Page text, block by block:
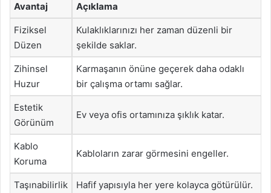
Avantaj Açıklama
Fiziksel
Düzen
Kulaklıklarınızı her zaman düzenli bir
şekilde saklar.
Zihinsel
Huzur
Karmaşanın önüne geçerek daha odaklı
bir çalışma ortamı sağlar.
Estetik
Görünüm
Ev veya ofis ortamınıza şıklık katar.
Kablo
Koruma
Kabloların zarar görmesini engeller.
Taşınabilirlik Hafif yapısıyla her yere kolayca götürülür.